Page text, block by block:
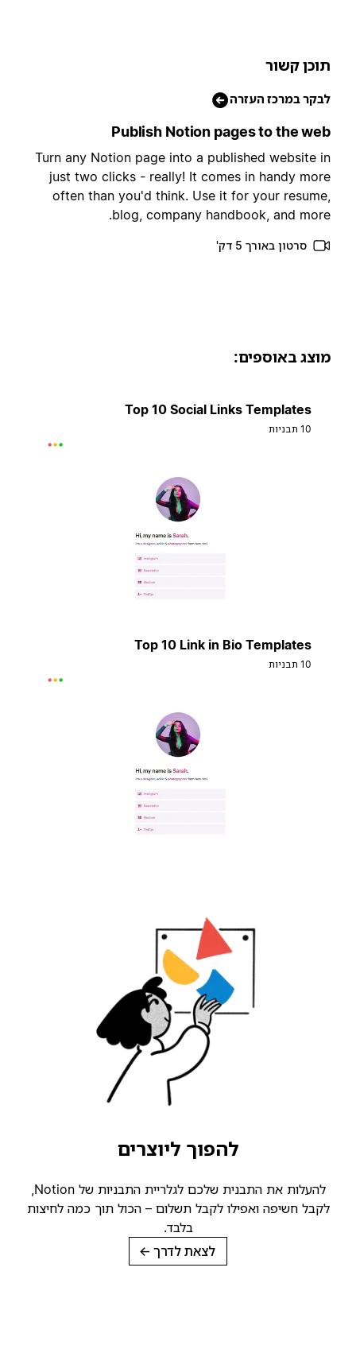
קשור
במרכז העזרה
Publish Notion pages to the
Turn any Notion page into a published website
just two clicks - really! It comes in handy
often than you'd think. Use it for your
blog, company handbook, and
סרטון באורך 5 דק'
באוספים:
Top 10 Social Links Templates
Top 10 Link in Bio Templates
להפוך ליוצרים
להעלות את התבנית שלכם לגלריית התבניות של Notion,
לקבל חשיפה ואפילו לקבל תשלום – הכול תוך כמה לחיצות
בלבד.
לצאת לדרך→